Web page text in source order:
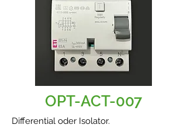
OPT-ACT-007
Differential oder Isolator.